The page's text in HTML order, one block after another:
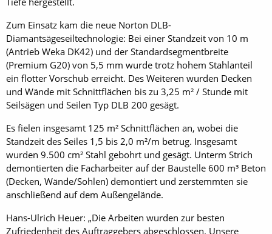
Zum Einsatz kam die neue Norton DLB-
Diamantsägeseiltechnologie: Bei einer Standzeit von 10 m
(Antrieb Weka DK42) und der Standardsegmentbreite
(Premium G20) von 5,5 mm wurde trotz hohem Stahlanteil
ein flotter Vorschub erreicht. Des Weiteren wurden Decken
und Wände mit Schnittflächen bis zu 3,25 m² / Stunde mit
Seilsägen und Seilen Typ DLB 200 gesägt.
Es fielen insgesamt 125 m² Schnittflächen an, wobei die
Standzeit des Seiles 1,5 bis 2,0 m²/m betrug. Insgesamt
wurden 9.500 cm² Stahl gebohrt und gesägt. Unterm Strich
demontierten die Facharbeiter auf der Baustelle 600 m³ Beton
(Decken, Wände/Sohlen) demontiert und zerstemmten sie
anschließend auf dem Außengelände.
Hans-Ulrich Heuer: „Die Arbeiten wurden zur besten
Zufriedenheit des Auftraggebers abgeschlossen. Unsere